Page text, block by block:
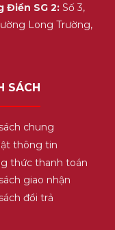
Điền SG 2:Số 3,
Long Trường,
SÁCH
chung
thông tin
thức thanh toán
giao nhận
đổi trả